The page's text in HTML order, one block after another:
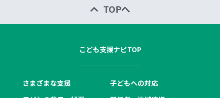
TOPへ
こども支援ナビTOP
さまざまな支援
子どもへの対応